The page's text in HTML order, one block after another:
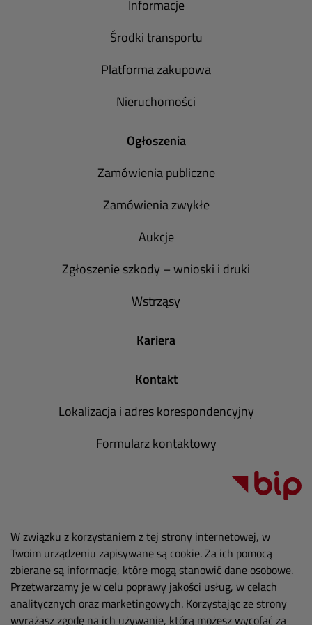
Informacje
Środki transportu
Platforma zakupowa
Nieruchomości
Ogłoszenia
Zamówienia publiczne
Zamówienia zwykłe
Aukcje
Zgłoszenie szkody – wnioski i druki
Wstrząsy
Kariera
Kontakt
Lokalizacja i adres korespondencyjny
Formularz kontaktowy
W związku z korzystaniem z tej strony internetowej, w
Twoim urządzeniu zapisywane są cookie. Za ich pomocą
zbierane są informacje, które mogą stanowić dane osobowe.
Przetwarzamy je w celu poprawy jakości usług, w celach
analitycznych oraz marketingowych. Korzystając ze strony
wyrażasz zgodę na ich używanie, którą możesz wycofać za